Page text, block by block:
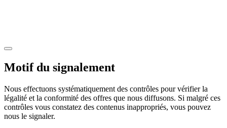
Motif du signalement
Nous effectuons systématiquement des contrôles pour vérifier la
légalité et la conformité des offres que nous diffusons. Si malgré ces
contrôles vous constatez des contenus inappropriés, vous pouvez
nous le signaler.